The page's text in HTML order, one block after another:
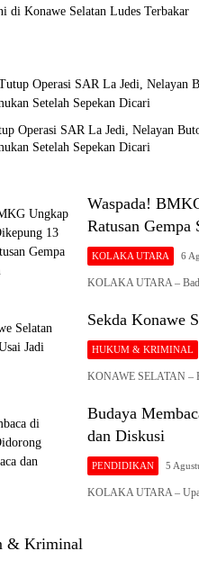
di Konawe Selatan Ludes Terbakar
Operasi SAR La Jedi, Nelayan
Setelah Sepekan Dicari
Waspada!
Ratusan Gempa
KOLAKA UTARA 6
KOLAKA UTARA –
Sekda Konawe
HUKUM & KRIMINAL
KONAWE SELATAN –
Budaya
dan Diskusi
PENDIDIKAN 5
KOLAKA UTARA –
& Kriminal